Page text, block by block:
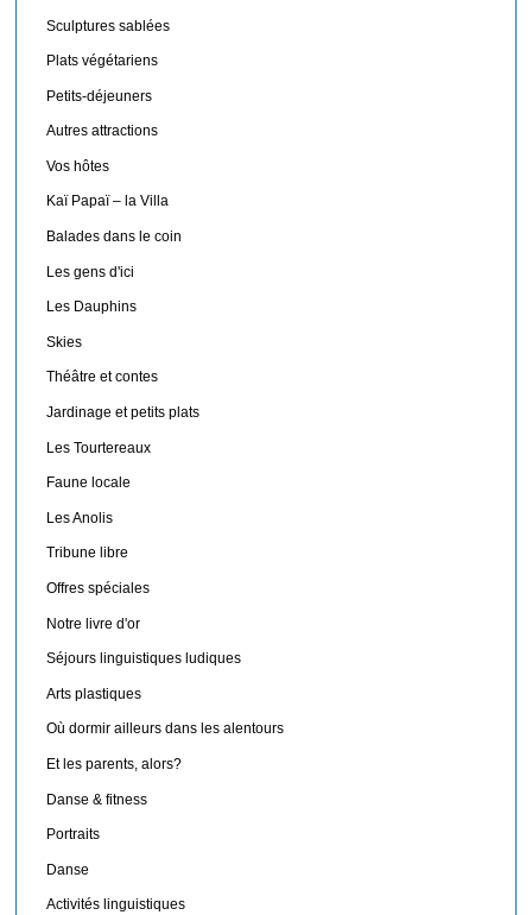
Sculptures sablées
Plats végétariens
Petits-déjeuners
Autres attractions
Vos hôtes
Kaï Papaï – la Villa
Balades dans le coin
Les gens d'ici
Les Dauphins
Skies
Théâtre et contes
Jardinage et petits plats
Les Tourtereaux
Faune locale
Les Anolis
Tribune libre
Offres spéciales
Notre livre d'or
Séjours linguistiques ludiques
Arts plastiques
Où dormir ailleurs dans les alentours
Et les parents, alors?
Danse & fitness
Portraits
Danse
Activités linguistiques